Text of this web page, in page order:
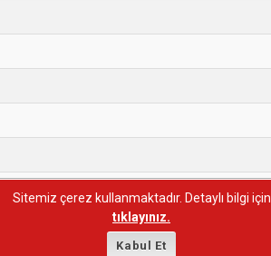
Sitemiz çerez kullanmaktadır. Detaylı bilgi için
tıklayınız.
Kabul Et